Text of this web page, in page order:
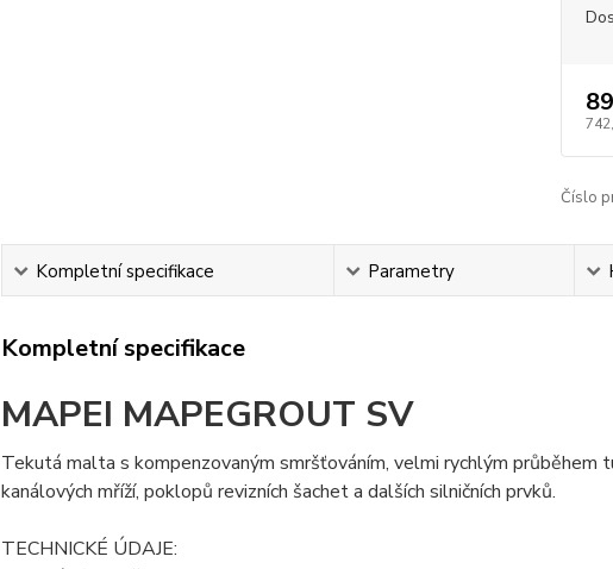
Číslo
Kompletní specifikace Parametry
Kompletní specifikace
MAPEI MAPEGROUT SV
Tekutá malta s kompenzovaným smršťováním, velmi rychlým
kanálových mříží, poklopů revizních šachet a dalších silničních prvků.
TECHNICKÉ ÚDAJE: